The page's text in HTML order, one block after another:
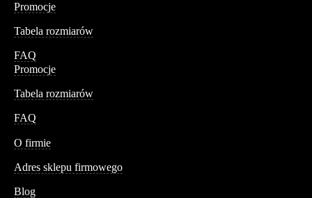
Promocje
Tabela rozmiarów
FAQ
Promocje
Tabela rozmiarów
FAQ
O firmie
Adres sklepu firmowego
Blog